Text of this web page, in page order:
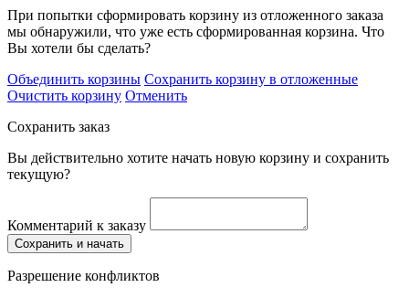
При попытки сформировать корзину из отложенного заказа
мы обнаружили, что уже есть сформированная корзина. Что
Вы хотели бы сделать?
Объединить корзины Сохранить корзину в отложенные
Очистить корзину Отменить
Сохранить заказ
Вы действительно хотите начать новую корзину и сохранить
текущую?
Комментарий к заказу
Сохранить и начать
Разрешение конфликтов